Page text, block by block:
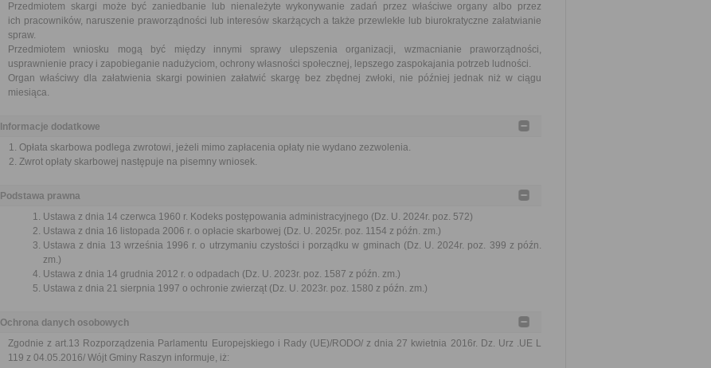
Przedmiotem skargi może być zaniedbanie lub nienależyte wykonywanie zadań przez właściwe organy albo przez
ich pracowników, naruszenie praworządności lub interesów skarżących a także przewlekłe lub biurokratyczne załatwianie
spraw.
Przedmiotem wniosku mogą być między innymi sprawy ulepszenia organizacji, wzmacnianie praworządności,
usprawnienie pracy i zapobieganie nadużyciom, ochrony własności społecznej, lepszego zaspokajania potrzeb ludności.
Organ właściwy dla załatwienia skargi powinien załatwić skargę bez zbędnej zwłoki, nie później jednak niż w ciągu
miesiąca.
Informacje dodatkowe
Opłata skarbowa podlega zwrotowi, jeżeli mimo zapłacenia opłaty nie wydano zezwolenia.
Zwrot opłaty skarbowej następuje na pisemny wniosek.
Podstawa prawna
Ustawa z dnia 14 czerwca 1960 r. Kodeks postępowania administracyjnego (Dz. U. 2024r. poz. 572)
Ustawa z dnia 16 listopada 2006 r. o opłacie skarbowej (Dz. U. 2025r. poz. 1154 z późn. zm.)
Ustawa z dnia 13 września 1996 r. o utrzymaniu czystości i porządku w gminach (Dz. U. 2024r. poz. 399 z późn.
zm.)
Ustawa z dnia 14 grudnia 2012 r. o odpadach (Dz. U. 2023r. poz. 1587 z późn. zm.)
Ustawa z dnia 21 sierpnia 1997 o ochronie zwierząt (Dz. U. 2023r. poz. 1580 z późn. zm.)
Ochrona danych osobowych
Zgodnie z art.13 Rozporządzenia Parlamentu Europejskiego i Rady (UE)/RODO/ z dnia 27 kwietnia 2016r. Dz. Urz .UE L
119 z 04.05.2016/ Wójt Gminy Raszyn informuje, iż: